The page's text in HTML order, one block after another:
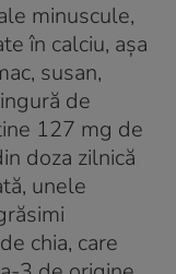
minuscule,
în calciu, așa
susan,
de
127 mg de
doza zilnică
unele
chia, care